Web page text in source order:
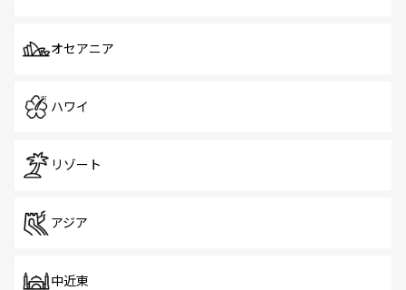
オセアニア
ハワイ
リゾート
アジア
中近東